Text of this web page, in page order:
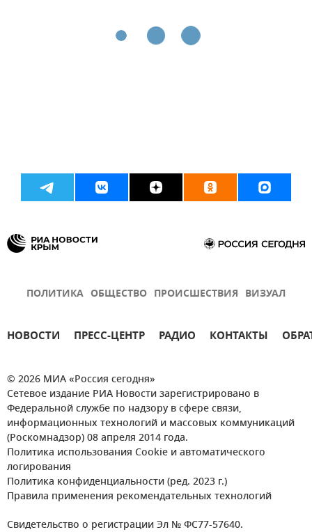
ПОЛИТИКА ОБЩЕСТВО ПРОИСШЕСТВИЯ ВИЗУАЛ
НОВОСТИ ПРЕСС-ЦЕНТР РАДИО КОНТАКТЫ
© 2026 МИА «Россия сегодня»
Сетевое издание РИА Новости зарегистрировано в
Федеральной службе по надзору в сфере связи,
информационных технологий и массовых коммуникаций
(Роскомнадзор) 08 апреля 2014 года.
Политика использования Cookie и автоматического
логирования
Политика конфиденциальности (ред. 2023 г.)
Правила применения рекомендательных технологий
Свидетельство о регистрации Эл № ФС77-57640.